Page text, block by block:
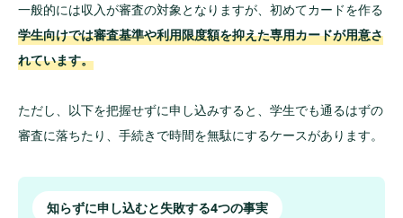
一般的には収入が審査の対象となりますが、初めてカードを作る
学生向けでは審査基準や利用限度額を抑えた専用カードが用意さ
れています。
ただし、以下を把握せずに申し込みすると、学生でも通るはずの
審査に落ちたり、手続きで時間を無駄にするケースがあります。
知らずに申し込むと失敗する4つの事実